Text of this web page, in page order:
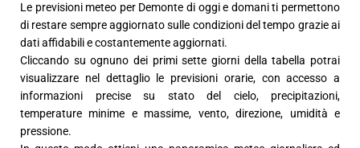
Le previsioni meteo per Demonte di oggi e domani ti permettono
di restare sempre aggiornato sulle condizioni del tempo grazie ai
dati affidabili e costantemente aggiornati.
Cliccando su ognuno dei primi sette giorni della tabella potrai
visualizzare nel dettaglio le previsioni orarie, con accesso a
informazioni precise su stato del cielo, precipitazioni,
temperature minime e massime, vento, direzione, umidità e
pressione.